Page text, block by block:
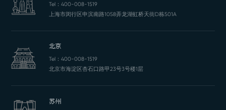
Tel： 400-008-1519
上海市闵行区申滨南路1058弄龙湖虹桥天街D栋501A
北京
Tel： 400-008-1519
北京市海淀区杏石口路甲23号3号楼1层
苏州